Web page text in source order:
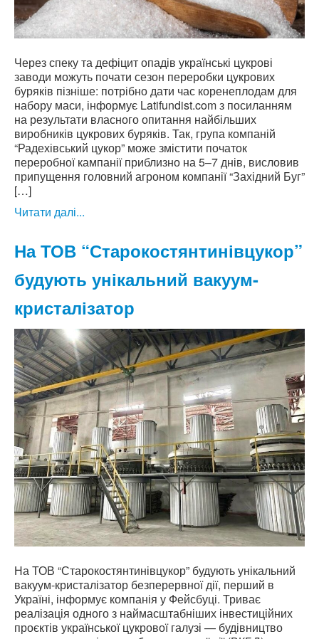
Через спеку та дефіцит опадів українські цукрові
заводи можуть почати сезон переробки цукрових
буряків пізніше: потрібно дати час коренеплодам для
набору маси, інформує Latifundist.com з посиланням
на результати власного опитання найбільших
виробників цукрових буряків. Так, група компаній
“Радехівський цукор” може змістити початок
переробної кампанії приблизно на 5–7 днів, висловив
припущення головний агроном компанії “Західний Буг”
[…]
Читати далі...
На ТОВ “Старокостянтинівцукор”
будують унікальний вакуум-
кристалізатор
На ТОВ “Старокостянтинівцукор” будують унікальний
вакуум-кристалізатор безперервної дії, перший в
Україні, інформує компанія у Фейсбуці. Триває
реалізація одного з наймасштабніших інвестиційних
проєктів української цукрової галузі — будівництво